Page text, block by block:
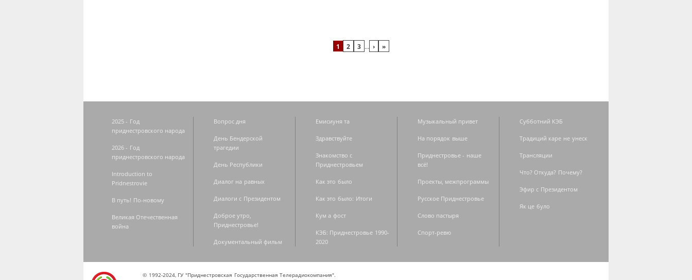
1 2 3 … › »
2025 - Год
приднестровского народа
2026 - Год
приднестровского народа
Introduction to
Pridnestrovie
В путь! По-новому
Великая Отечественная
война
Вопрос дня
День Бендерской
трагедии
День Республики
Диалог на равных
Диалоги с Президентом
Доброе утро,
Приднестровье!
Документальный фильм
Емисиуня та
Здравствуйте
Знакомство с
Приднестровьем
Как это было
Как это было: Итоги
Кум а фост
КЭБ: Приднестровье 1990-
2020
Музыкальный привет
На порядок выше
Приднестровье - наше
всё!
Проекты, межпрограммы
Русское Приднестровье
Слово пастыря
Спорт-ревю
Субботний КЭБ
Традиций каре не унеск
Трансляции
Что? Откуда? Почему?
Эфир с Президентом
Як це було
© 1992-2024, ГУ "Приднестровская Государственная Телерадиокомпания".